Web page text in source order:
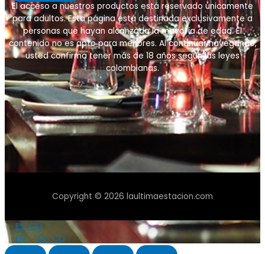
El acceso a nuestros productos está reservado únicamente
para adultos. Esta página está destinada exclusivamente a
personas que hayan alcanzado la mayoría de edad. El
contenido no es apto para menores. Al continuar navegando,
usted confirma tener más de 18 añossegún las leyes
colombianas.
Copyright © 2026 laultimaestacion.com
ES_CO
EN
ES_CO